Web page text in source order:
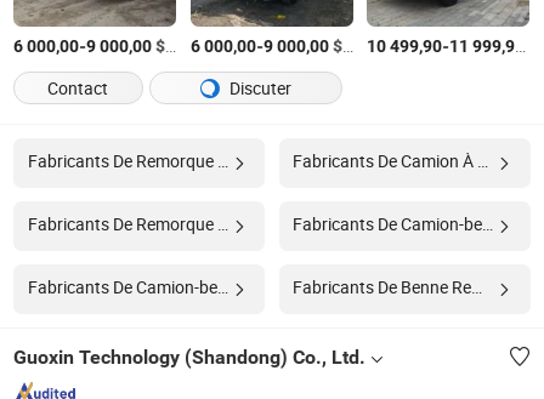
6 000,00-9 000,00$US /Pièce
6 000,00-9 000,00$US /Pièce
10 499,90-11 999,90
Contact
Discuter
Fabricants De Camion-benne Commercial
Fabricants De Camion-benne À Trois Essieux Fabricants De Benne Remorque
Guoxin Technology (Shandong) Co., Ltd.